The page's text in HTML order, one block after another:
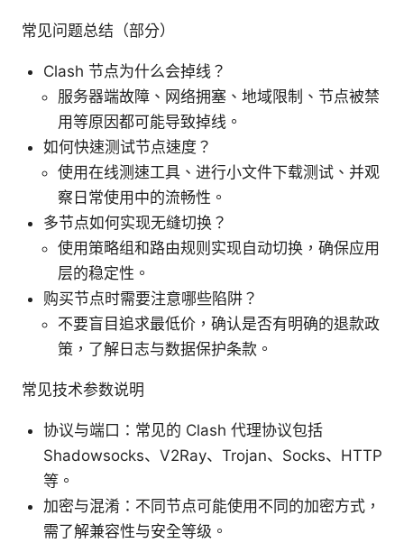
常见问题总结（部分）
Clash 节点为什么会掉线？
服务器端故障、网络拥塞、地域限制、节点被禁
用等原因都可能导致掉线。
如何快速测试节点速度？
使用在线测速工具、进行小文件下载测试、并观
察日常使用中的流畅性。
多节点如何实现无缝切换？
使用策略组和路由规则实现自动切换，确保应用
层的稳定性。
购买节点时需要注意哪些陷阱？
不要盲目追求最低价，确认是否有明确的退款政
策，了解日志与数据保护条款。
常见技术参数说明
协议与端口：常见的 Clash 代理协议包括
Shadowsocks、V2Ray、Trojan、Socks、HTTP
等。
加密与混淆：不同节点可能使用不同的加密方式，
需了解兼容性与安全等级。